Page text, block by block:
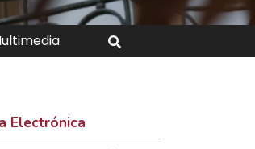
Buscar
Electrónica